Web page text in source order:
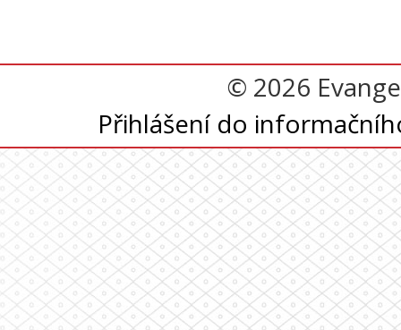
© 2026
Přihlášení do